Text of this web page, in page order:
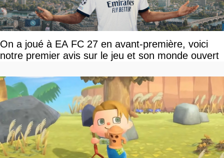
On a joué à EA FC 27 en avant-première, voici
notre premier avis sur le jeu et son monde ouvert